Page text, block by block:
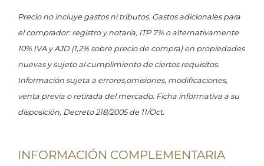
Precio no incluye gastos ni tributos. Gastos adicionales para
el comprador: registro y notaría, ITP 7% o alternativamente
10% IVA y AJD (1,2% sobre precio de compra) en propiedades
nuevas y sujeto al cumplimiento de ciertos requisitos.
Información sujeta a errores,omisiones, modificaciones,
venta previa o retirada del mercado. Ficha informativa a su
disposición, Decreto 218/2005 de 11/Oct.
INFORMACIÓN COMPLEMENTARIA